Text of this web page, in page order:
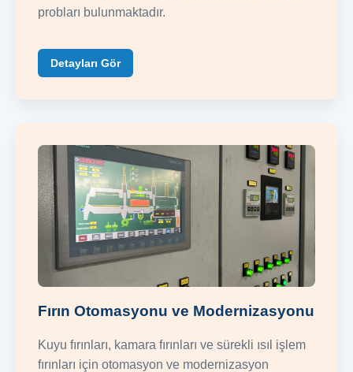
probları bulunmaktadır.
Detayları Gör
Fırın Otomasyonu ve Modernizasyonu
Kuyu fırınları, kamara fırınları ve sürekli ısıl işlem
fırınları için otomasyon ve modernizasyon